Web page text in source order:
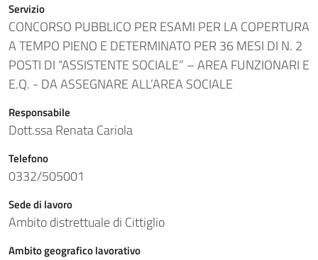
Servizio
CONCORSO PUBBLICO PER ESAMI PER LA COPERTURA
A TEMPO PIENO E DETERMINATO PER 36 MESI DI N. 2
POSTI DI “ASSISTENTE SOCIALE” – AREA FUNZIONARI E
E.Q. - DA ASSEGNARE ALL’AREA SOCIALE
Responsabile
Dott.ssa Renata Cariola
Telefono
0332/505001
Sede di lavoro
Ambito distrettuale di Cittiglio
Ambito geografico lavorativo